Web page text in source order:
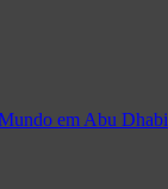
em Abu Dhabi